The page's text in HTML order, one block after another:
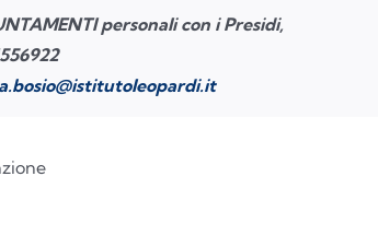
personali con i Presidi,
istitutoleopardi.it